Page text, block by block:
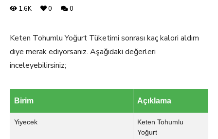
1.6K 0 0
Keten Tohumlu Yoğurt Tüketimi sonrası kaç kalori aldım
diye merak ediyorsanız. Aşağıdaki değerleri
inceleyebilirsiniz;
Birim Açıklama
Yiyecek
Keten Tohumlu
Yoğurt